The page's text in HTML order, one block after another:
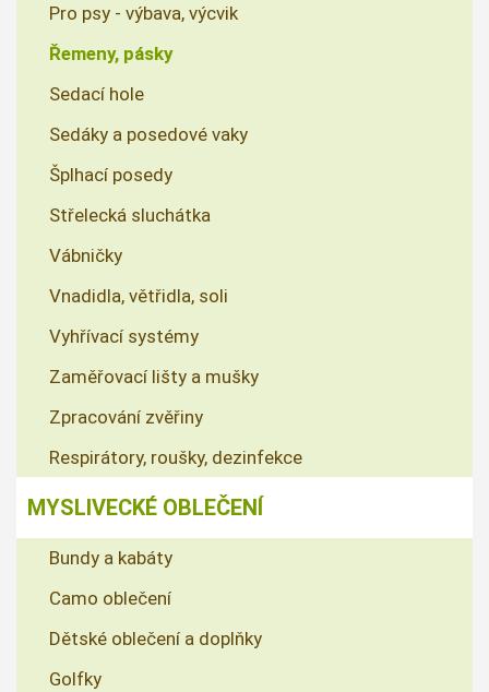
Pro psy - výbava, výcvik
Řemeny, pásky
Sedací hole
Sedáky a posedové vaky
Šplhací posedy
Střelecká sluchátka
Vábničky
Vnadidla, větřidla, soli
Vyhřívací systémy
Zaměřovací lišty a mušky
Zpracování zvěřiny
Respirátory, roušky, dezinfekce
MYSLIVECKÉ OBLEČENÍ
Bundy a kabáty
Camo oblečení
Dětské oblečení a doplňky
Golfky